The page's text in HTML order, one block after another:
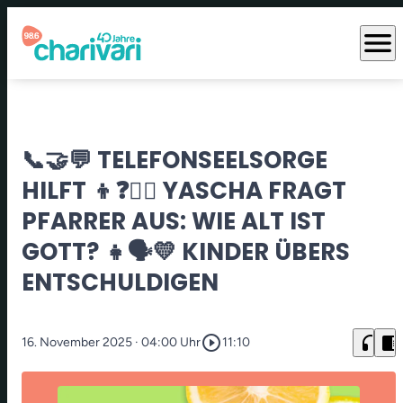
menu
📞🤝💬 TELEFONSEELSORGE
HILFT 👦❓👨‍⚖️ YASCHA FRAGT
PFARRER AUS: WIE ALT IST
GOTT? 👧🗣️💛 KINDER ÜBERS
ENTSCHULDIGEN
16. November 2025 · 04:00 Uhrplay_circle_outline11:10 headphones chrome_reader_mode